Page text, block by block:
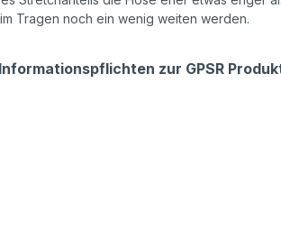
Tragen noch ein wenig weiten werden.
zur GPSR